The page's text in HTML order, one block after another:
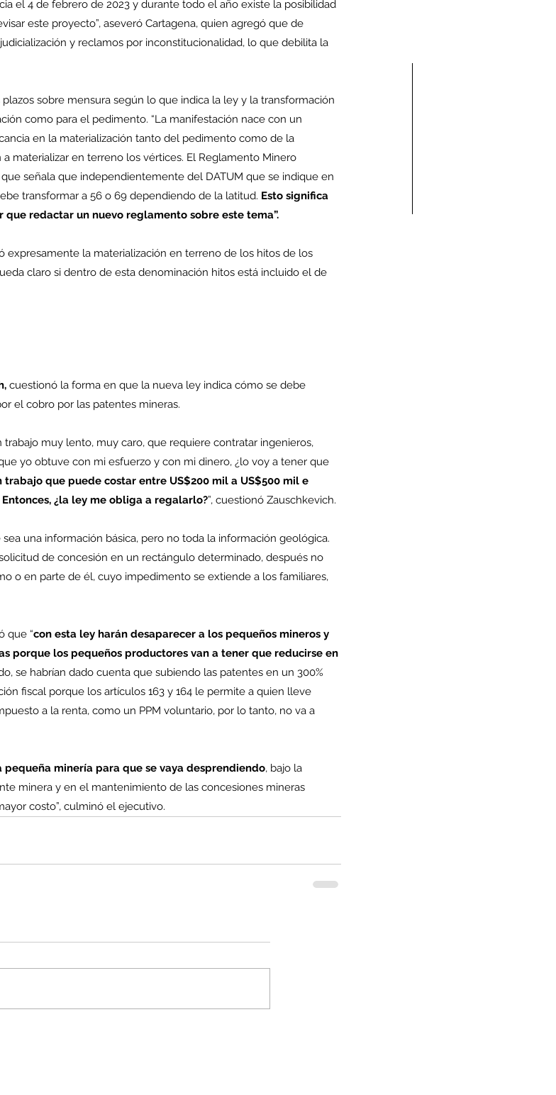
Junio 2026
Condolencias Carlos
Humberto Vega Rivera
el 4 de febrero de 2023 y durante todo el año existe la posibilidad
este proyecto”, aseveró Cartagena, quien agregó que de
y reclamos por inconstitucionalidad, lo que debilita la
plazos sobre mensura según lo que indica la ley y la transformación
como para el pedimento. “La manifestación nace con un
en la materialización tanto del pedimento como de la
materializar en terreno los vértices. El Reglamento Minero
señala que independientemente del DATUM que se indique en
transformar a 56 o 69 dependiendo de la latitud. Esto significa
redactar un nuevo reglamento sobre este tema”.
expresamente la materialización en terreno de los hitos de los
claro si dentro de esta denominación hitos está incluido el de
cuestionó la forma en que la nueva ley indica cómo se debe
el cobro por las patentes mineras.
muy lento, muy caro, que requiere contratar ingenieros,
yo obtuve con mi esfuerzo y con mi dinero, ¿lo voy a tener que
trabajo que puede costar entre US$200 mil a US$500 mil e
¿la ley me obliga a regalarlo?”, cuestionó Zauschkevich.
una información básica, pero no toda la información geológica.
de concesión en un rectángulo determinado, después no
o en parte de él, cuyo impedimento se extiende a los familiares,
que “con esta ley harán desaparecer a los pequeños mineros y
porque los pequeños productores van a tener que reducirse en
se habrían dado cuenta que subiendo las patentes en un 300%
fiscal porque los artículos 163 y 164 le permite a quien lleve
a la renta, como un PPM voluntario, por lo tanto, no va a
pequeña minería para que se vaya desprendiendo, bajo la
minera y en el mantenimiento de las concesiones mineras
costo”, culminó el ejecutivo.